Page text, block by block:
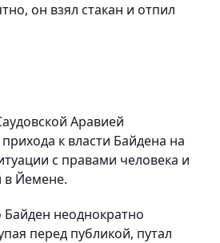
он взял стакан и отпил
Аравией
к власти Байдена на
с правами человека и
в Йемене.
неоднократно
перед публикой, путал